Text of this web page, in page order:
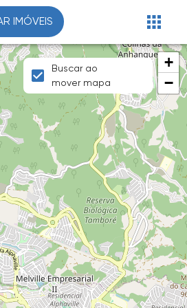
IMÓVEIS
+
−
Buscar ao
mover mapa